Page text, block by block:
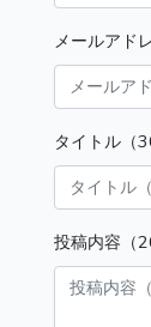
メールアド
タイトル（
投稿内容（